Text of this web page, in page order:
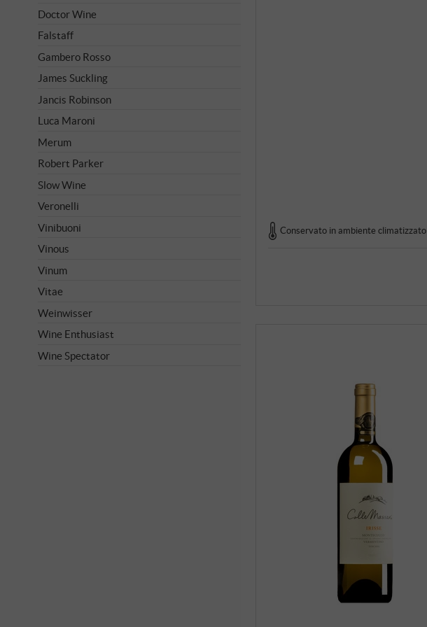
Conservato in ambiente climatizzato
Doctor Wine
Falstaff
Gambero Rosso
James Suckling
Jancis Robinson
Luca Maroni
Merum
Robert Parker
Slow Wine
Veronelli
Vinibuoni
Vinous
Vinum
Vitae
Weinwisser
Wine Enthusiast
Wine Spectator